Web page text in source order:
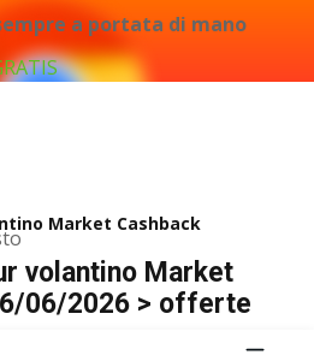
a portata di mano
Market Cashback
volantino Market
06/2026 > offerte